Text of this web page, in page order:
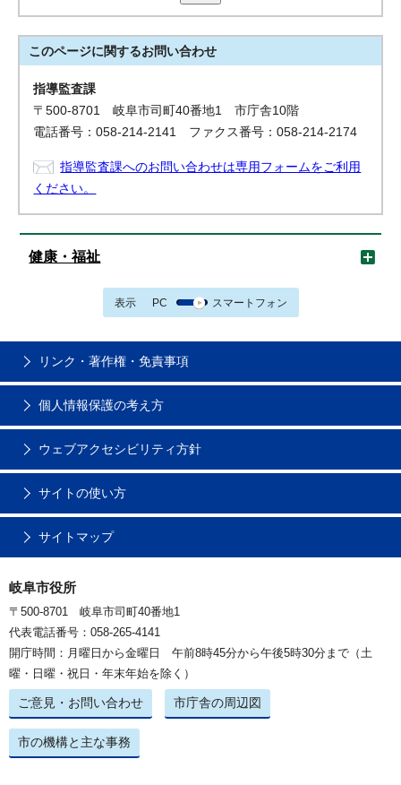
このページに関するお問い合わせ
指導監査課
〒500-8701 岐阜市司町40番地1 市庁舎10階
電話番号：058-214-2141 ファクス番号：058-214-2174
指導監査課へのお問い合わせは専用フォームをご利用
ください。
健康・福祉
表示 PC スマートフォン
リンク・著作権・免責事項
個人情報保護の考え方
ウェブアクセシビリティ方針
サイトの使い方
サイトマップ
岐阜市役所
〒500-8701 岐阜市司町40番地1
代表電話番号：058-265-4141
開庁時間：月曜日から金曜日 午前8時45分から午後5時30分まで（土
曜・日曜・祝日・年末年始を除く）
ご意見・お問い合わせ 市庁舎の周辺図
市の機構と主な事務